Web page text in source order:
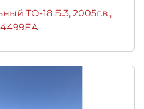
ТО-18 Б.3, 2005г.в.,
4499ЕА